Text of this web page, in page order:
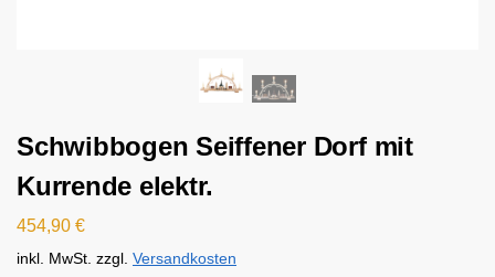
Schwibbogen Seiffener Dorf mit
Kurrende elektr.
454,90 €
inkl. MwSt. zzgl. Versandkosten